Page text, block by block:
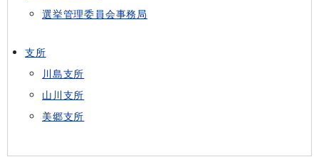
選挙管理委員会事務局
支所
川島支所
山川支所
美郷支所